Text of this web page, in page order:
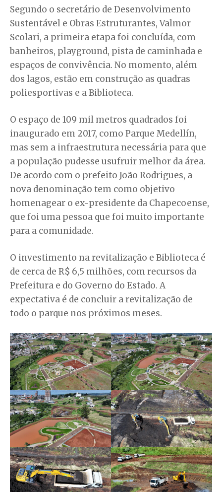
Segundo o secretário de Desenvolvimento
Sustentável e Obras Estruturantes, Valmor
Scolari, a primeira etapa foi concluída, com
banheiros, playground, pista de caminhada e
espaços de convivência. No momento, além
dos lagos, estão em construção as quadras
poliesportivas e a Biblioteca.
O espaço de 109 mil metros quadrados foi
inaugurado em 2017, como Parque Medellín,
mas sem a infraestrutura necessária para que
a população pudesse usufruir melhor da área.
De acordo com o prefeito João Rodrigues, a
nova denominação tem como objetivo
homenagear o ex-presidente da Chapecoense,
que foi uma pessoa que foi muito importante
para a comunidade.
O investimento na revitalização e Biblioteca é
de cerca de R$ 6,5 milhões, com recursos da
Prefeitura e do Governo do Estado. A
expectativa é de concluir a revitalização de
todo o parque nos próximos meses.